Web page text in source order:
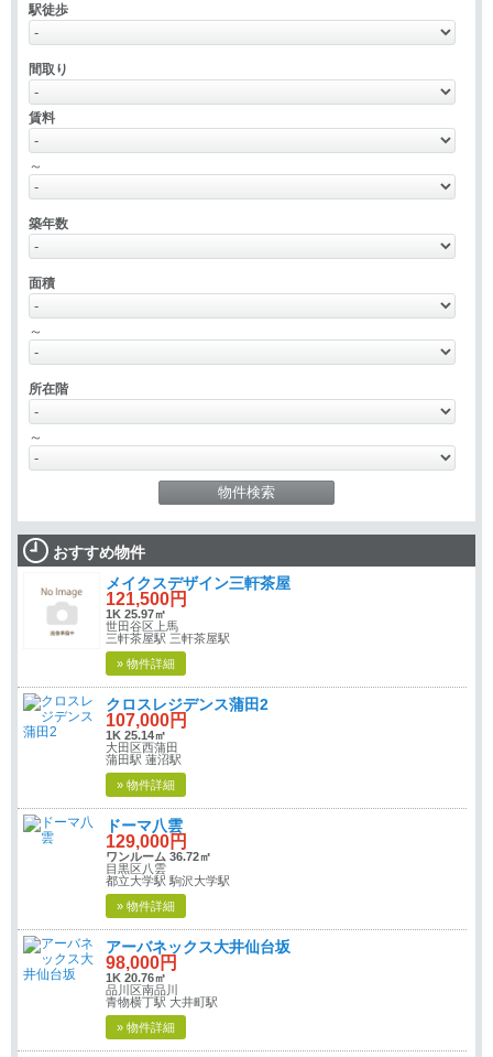
駅徒歩
間取り
賃料
～
築年数
面積
～
所在階
～
おすすめ物件
メイクスデザイン三軒茶屋
121,500円
1K 25.97㎡
世田谷区上馬
三軒茶屋駅 三軒茶屋駅
» 物件詳細
クロスレジデンス蒲田2
107,000円
1K 25.14㎡
大田区西蒲田
蒲田駅 蓮沼駅
» 物件詳細
ドーマ八雲
129,000円
ワンルーム 36.72㎡
目黒区八雲
都立大学駅 駒沢大学駅
» 物件詳細
アーバネックス大井仙台坂
98,000円
1K 20.76㎡
品川区南品川
青物横丁駅 大井町駅
» 物件詳細